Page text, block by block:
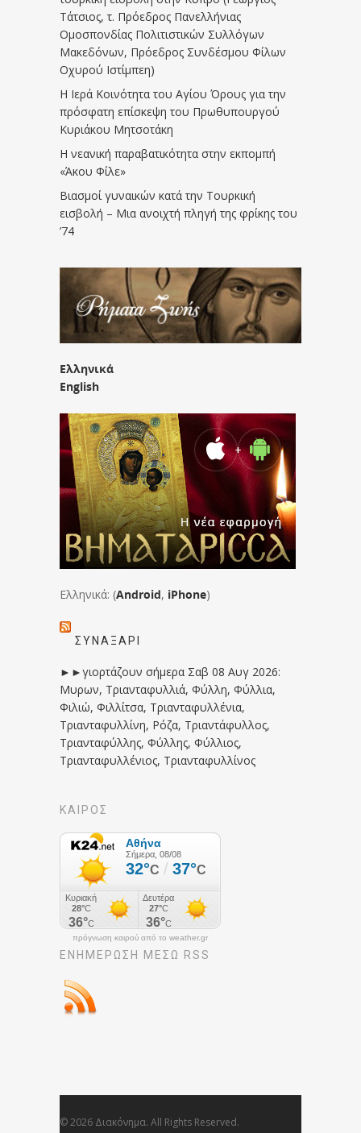
Τάτσιος, τ. Πρόεδρος Πανελλήνιας
Ομοσπονδίας Πολιτιστικών Συλλόγων
Μακεδόνων, Πρόεδρος Συνδέσμου Φίλων
Οχυρού Ιστίμπεη)
Η Ιερά Κοινότητα του Αγίου Όρους για την
πρόσφατη επίσκεψη του Πρωθυπουργού
Κυριάκου Μητσοτάκη
Η νεανική παραβατικότητα στην εκπομπή
«Άκου Φίλε»
Βιασμοί γυναικών κατά την Τουρκική
εισβολή – Μια ανοιχτή πληγή της φρίκης του
’74
Ελληνικά
English
Ελληνικά: (Android, iPhone)
ΣΥΝΑΞΆΡΙ
►►γιορτάζουν σήμερα Σαβ 08 Αυγ 2026:
Μυρων, Τριανταφυλλιά, Φύλλη, Φύλλια,
Φιλιώ, Φιλλίτσα, Τριανταφυλλένια,
Τριανταφυλλίνη, Ρόζα, Τριαντάφυλλος,
Τριανταφύλλης, Φύλλης, Φύλλιος,
Τριανταφυλλένιος, Τριανταφυλλίνος
ΚΑΙΡΟΣ
πρόγνωση καιρού από το weather.gr
ΕΝΗΜΈΡΩΣΉ ΜΕΣΩ RSS
© 2026 Διακόνημα. All Rights Reserved.